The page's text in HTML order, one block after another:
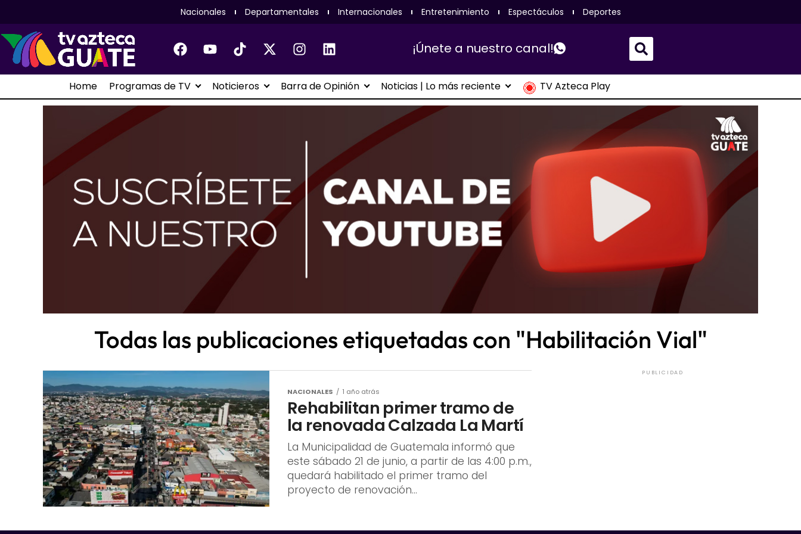
Nacionales Departamentales Internacionales Entretenimiento Espectáculos Deportes
¡Únete a nuestro canal!
Home Programas de TV Noticieros Barra de Opinión Noticias | Lo más reciente TV Azteca Play
Todas las publicaciones etiquetadas con "Habilitación Vial"
NACIONALES 1 año atrás
Rehabilitan primer tramo de
la renovada Calzada La Martí
La Municipalidad de Guatemala informó que
este sábado 21 de junio, a partir de las 4:00 p.m.,
quedará habilitado el primer tramo del
proyecto de renovación...
PUBLICIDAD